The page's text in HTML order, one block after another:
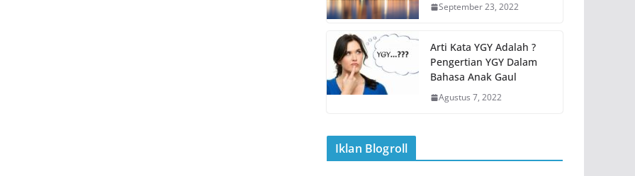
September 23, 2022
Arti Kata YGY Adalah ?
Pengertian YGY Dalam
Bahasa Anak Gaul
Agustus 7, 2022
Iklan Blogroll